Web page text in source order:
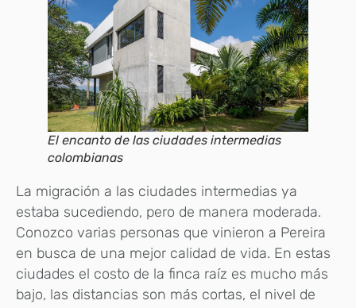
El encanto de las ciudades intermedias
colombianas
La migración a las ciudades intermedias ya
estaba sucediendo, pero de manera moderada.
Conozco varias personas que vinieron a Pereira
en busca de una mejor calidad de vida. En estas
ciudades el costo de la finca raíz es mucho más
bajo, las distancias son más cortas, el nivel de